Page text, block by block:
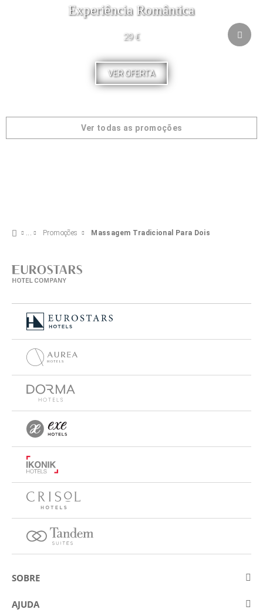
Experiência Romântica
29 €
VER OFERTA
Ver todas as promoções
Promoções Massagem Tradicional Para Dois
SOBRE
Sobre a Eurostars Hotel Company
AJUDA